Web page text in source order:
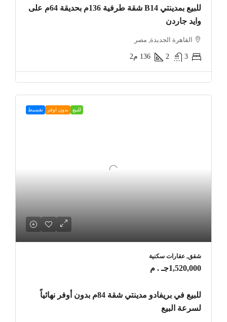
للبيع بمدينتي B14 شقة طرفية 136م بحديقة 64م على
وايد جاردن
القاهرة الجديدة, مصر
3
2
136 م2
للبيع بدون اوفر تقسيط
شقق, عقارات سكنية
1,520,000جـ . م
للبيع في بريفادو مدينتي شقة 84م بدون أوفر نهائياً
لسرعة البيع